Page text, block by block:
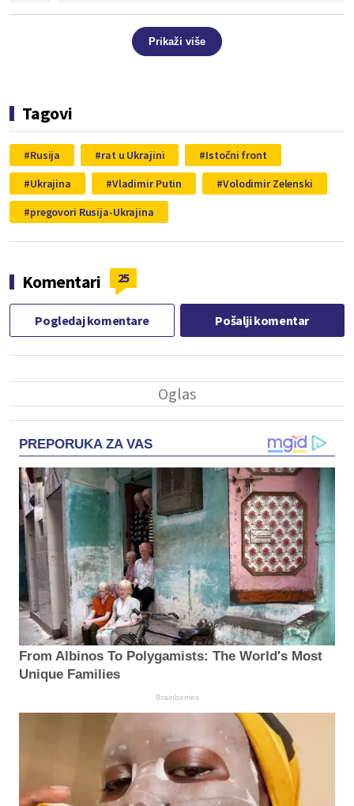
Prikaži više
Tagovi
Rusija rat u Ukrajini
Istočni front
Ukrajina
Vladimir Putin
Volodimir Zelenski
pregovori Rusija-Ukrajina
Komentari 25
Pogledaj komentare Pošalji komentar
PREPORUKA ZA VAS
From Albinos To Polygamists: The World's Most
Unique Families
Brainberries